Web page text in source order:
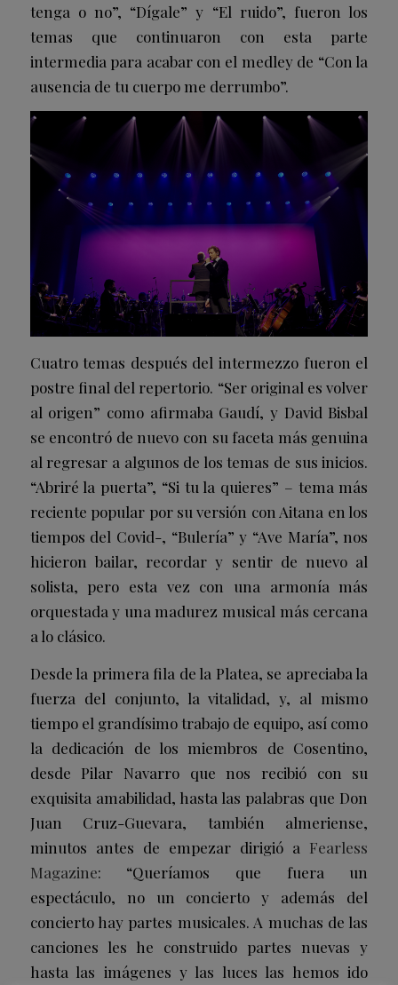
tenga o no”, “Dígale” y “El ruido”, fueron los
temas que continuaron con esta parte
intermedia para acabar con el medley de “Con la
ausencia de tu cuerpo me derrumbo”.
Cuatro temas después del intermezzo fueron el
postre final del repertorio. “Ser original es volver
al origen” como afirmaba Gaudí, y David Bisbal
se encontró de nuevo con su faceta más genuina
al regresar a algunos de los temas de sus inicios.
“Abriré la puerta”, “Si tu la quieres” – tema más
reciente popular por su versión con Aitana en los
tiempos del Covid-, “Bulería” y “Ave María”, nos
hicieron bailar, recordar y sentir de nuevo al
solista, pero esta vez con una armonía más
orquestada y una madurez musical más cercana
a lo clásico.
Desde la primera fila de la Platea, se apreciaba la
fuerza del conjunto, la vitalidad, y, al mismo
tiempo el grandísimo trabajo de equipo, así como
la dedicación de los miembros de Cosentino,
desde Pilar Navarro que nos recibió con su
exquisita amabilidad, hasta las palabras que Don
Juan Cruz-Guevara, también almeriense,
minutos antes de empezar dirigió a Fearless
Magazine: “Queríamos que fuera un
espectáculo, no un concierto y además del
concierto hay partes musicales. A muchas de las
canciones les he construido partes nuevas y
hasta las imágenes y las luces las hemos ido